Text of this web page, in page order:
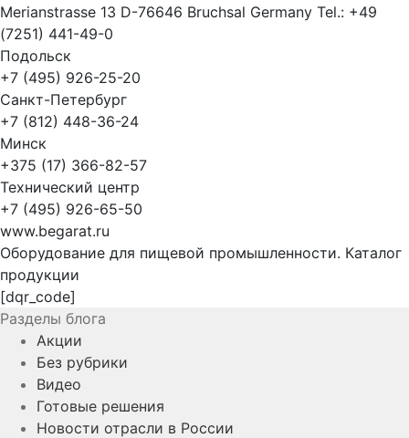
Merianstrasse 13 D-76646 Bruchsal Germany Tel.: +49
(7251) 441-49-0
Подольск
+7 (495) 926-25-20
Санкт-Петербург
+7 (812) 448-36-24
Минск
+375 (17) 366-82-57
Технический центр
+7 (495) 926-65-50
www.begarat.ru
Оборудование для пищевой промышленности. Каталог
продукции
[dqr_code]
Разделы блога
Акции
Без рубрики
Видео
Готовые решения
Новости отрасли в России